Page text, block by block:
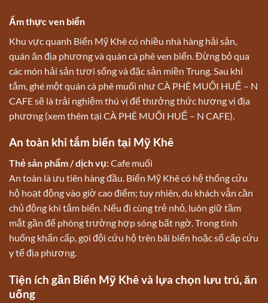
Ẩm thực ven biển
Khu vực quanh Biển Mỹ Khê có nhiều nhà hàng hải sản,
quán ăn địa phương và quán cà phê ven biển. Đừng bỏ qua
các món hải sản tươi sống và đặc sản miền Trung. Sau khi
tắm, ghé một quán cà phê muối như CÀ PHÊ MUỐI HUẾ – N
CAFE sẽ là trải nghiệm thú vị để thưởng thức hương vị địa
phương (xem thêm tại CÀ PHÊ MUỐI HUẾ – N CAFE).
An toàn khi tắm biển tại Mỹ Khê
Thẻ sản phẩm / dịch vụ:Cafe muối
An toàn là ưu tiên hàng đầu. Biển Mỹ Khê có hệ thống cứu
hộ hoạt động vào giờ cao điểm; tuy nhiên, du khách vẫn cần
chủ động khi tắm biển. Nếu đi cùng trẻ nhỏ, luôn giữ tầm
mắt gần để phòng trường hợp sóng bất ngờ. Trong tình
huống khẩn cấp, gọi đội cứu hộ trên bãi biển hoặc số cấp cứu
y tế địa phương.
Tiện ích gần Biển Mỹ Khê và lựa chọn lưu trú, ăn
uống